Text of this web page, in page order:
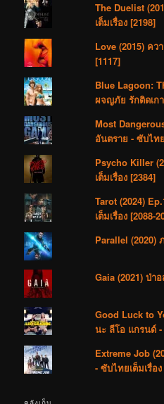
The Duelist
เต็มเรื่อง [2198]
Love (2015) คว
[1117]
Blue Lagoon:
ผจญภัย รักติดเก
Most
อันตราย - ซับไท
Psycho Killer
เต็มเรื่อง [2384]
Tarot (2024)
เต็มเรื่อง [2088-
Parallel (2020)
Gaia (2021) ป่า
Good Luck to
นะ ลีโอ แกรนด์ -
Extreme Job
- ซับไทยเต็มเรื่อ